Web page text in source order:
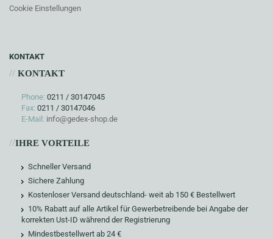
Cookie Einstellungen
KONTAKT
// KONTAKT
Phone: 0211 / 30147045
Fax: 0211 / 30147046
E-Mail: info@gedex-shop.de
//IHRE VORTEILE
Schneller Versand
Sichere Zahlung
Kostenloser Versand deutschland- weit ab 150 € Bestellwert
10% Rabatt auf alle Artikel für Gewerbetreibende bei Angabe der
korrekten Ust-ID während der Registrierung
Mindestbestellwert ab 24 €